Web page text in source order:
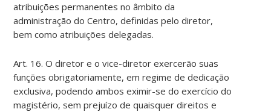
atribuições permanentes no âmbito da
administração do Centro, definidas pelo diretor,
bem como atribuições delegadas.
Art. 16. O diretor e o vice-diretor exercerão suas
funções obrigatoriamente, em regime de dedicação
exclusiva, podendo ambos eximir-se do exercício do
magistério, sem prejuízo de quaisquer direitos e